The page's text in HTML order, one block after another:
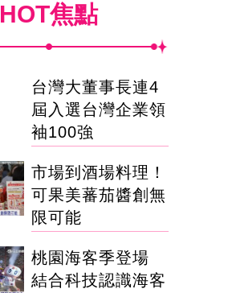
HOT焦點
台灣大董事長連4
屆入選台灣企業領
袖100強
市場到酒場料理！
可果美蕃茄醬創無
限可能
桃園海客季登場
結合科技認識海客